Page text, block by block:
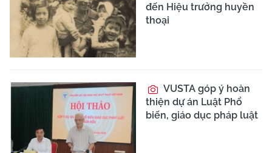
đến Hiệu trưởng huyền
thoại
VUSTA góp ý hoàn
thiện dự án Luật Phổ
biến, giáo dục pháp luật